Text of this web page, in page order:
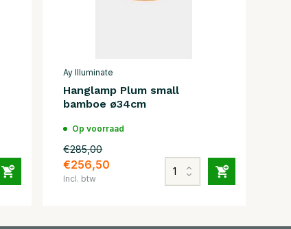
Ay Illuminate
Hanglamp Plum small
bamboe ø34cm
Op voorraad
€285,00
€256,50
Incl. btw